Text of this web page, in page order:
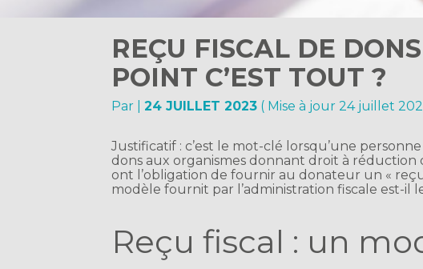
REÇU FISCAL DE
POINT C’EST TOUT ?
Par |24 JUILLET 2023 ( Mise à jour 24 juillet
Justificatif : c’est le mot-clé lorsqu’une
dons aux organismes donnant droit à réduction
ont l’obligation de fournir au donateur un «
modèle fournit par l’administration fiscale est-il
Reçu fiscal : un